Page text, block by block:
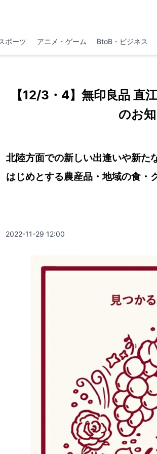
ポーツ アニメ・ゲーム BtoB・ビジネス
【12/3・4】無印良品
のお
北陸方面での新しい出逢いや新た
はじめとする農産品・地域の食・
2022-11-29 12:00